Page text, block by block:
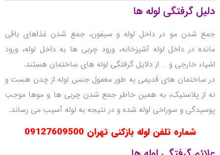
دلیل گرفتگی لوله ها
جمع شدن مو در داخل لوله و سیفون، جمع شدن غذاهای باقی
مانده در داخل لوله آشپزخانه، ورود چربی ها به داخل لوله، ورود
اشیاء خارجی و … از دلایل گرفتگی لوله های ساختمان هستند.
در ساختمان های قدیمی به طور معمول جنس لوله از چدن هست و
نه از پلاستیک، به همین خاطر جمع شدن چربی ها و موها موجب
پوسیدگی و سوراخی لوله شده و در نتیجه به لوله آسیب می رساند.
شماره تلفن لوله بازکنی تهران 09127609500